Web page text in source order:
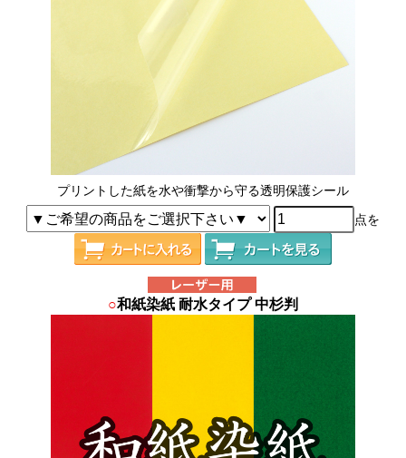
プリントした紙を水や衝撃から守る透明保護シール
点を
○和紙染紙 耐水タイプ 中杉判